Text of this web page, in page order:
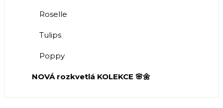
Roselle
Tulips
Poppy
NOVÁ rozkvetlá KOLEKCE 🌸🌼